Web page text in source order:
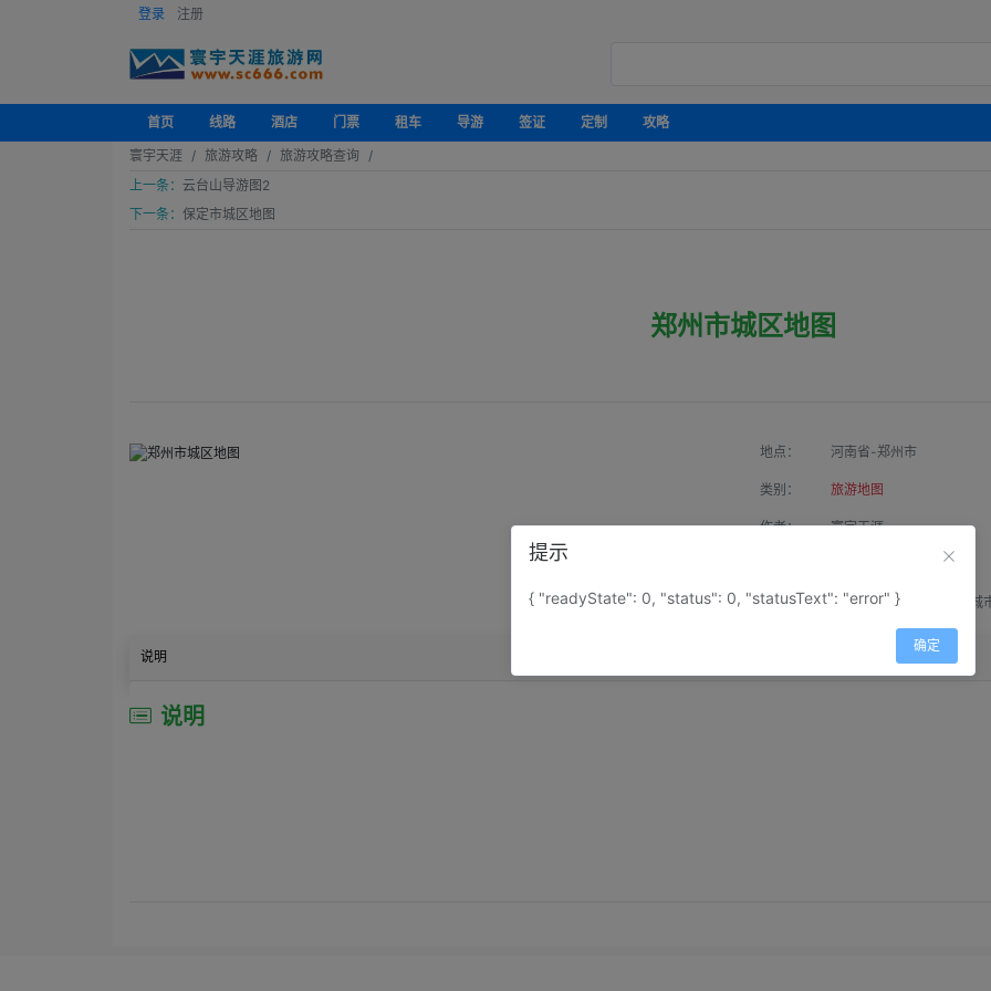
登录 注册
首页 线路 酒店 门票 租车 导游 签证 定制
攻略
寰宇天涯
旅游攻略
旅游攻略查询
上一条： 云台山导游图2
下一条： 保定市城区地图
郑州市城区地图
地点： 河南省-郑州市
类别： 旅游地图
作者： 寰宇天涯
属性： 地图属性： 地图类型-城
说明
说明
提示
{ "readyState": 0, "status": 0, "statusText": "error" }
确定